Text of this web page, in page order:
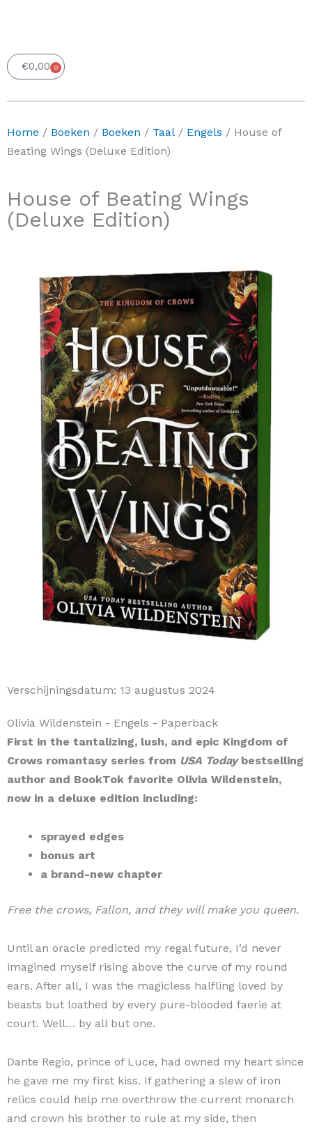
€0,00 0
Winkelwagen
Home / Boeken / Boeken / Taal / Engels / House of
Beating Wings (Deluxe Edition)
House of Beating Wings
(Deluxe Edition)
Verschijningsdatum: 13 augustus 2024
Olivia Wildenstein - Engels - Paperback
First in the tantalizing, lush, and epic Kingdom of
Crows romantasy series from USA Todaybestselling
author and BookTok favorite Olivia Wildenstein,
now in a deluxe edition including:
sprayed edges
bonus art
a brand-new chapter
Free the crows, Fallon, and they will make you queen.
Until an oracle predicted my regal future, I’d never
imagined myself rising above the curve of my round
ears. After all, I was the magicless halfling loved by
beasts but loathed by every pure-blooded faerie at
court. Well… by all but one.
Dante Regio, prince of Luce, had owned my heart since
he gave me my first kiss. If gathering a slew of iron
relics could help me overthrow the current monarch
and crown his brother to rule at my side, then